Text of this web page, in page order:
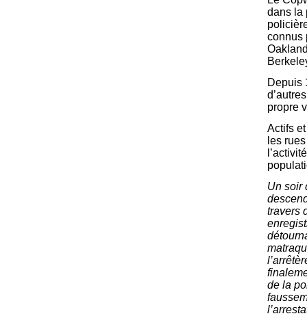
dans la
connus
Depuis
propre
Actifs
les
Un soir
travers
de la